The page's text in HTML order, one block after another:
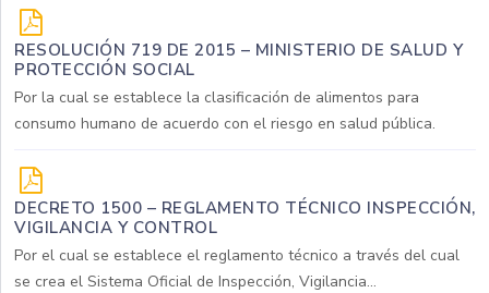
RESOLUCIÓN 719 DE 2015 – MINISTERIO DE SALUD Y
PROTECCIÓN SOCIAL
Por la cual se establece la clasificación de alimentos para
consumo humano de acuerdo con el riesgo en salud pública.
DECRETO 1500 – REGLAMENTO TÉCNICO INSPECCIÓN,
VIGILANCIA Y CONTROL
Por el cual se establece el reglamento técnico a través del cual
se crea el Sistema Oficial de Inspección, Vigilancia...